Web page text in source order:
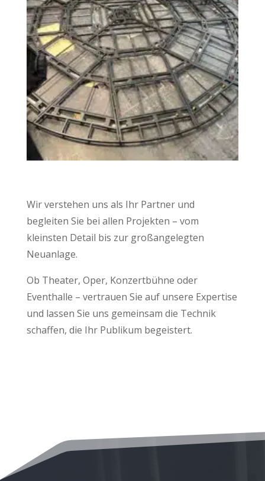
Wir verstehen uns als Ihr Partner und
begleiten Sie bei allen Projekten – vom
kleinsten Detail bis zur großangelegten
Neuanlage.
Ob Theater, Oper, Konzertbühne oder
Eventhalle – vertrauen Sie auf unsere Expertise
und lassen Sie uns gemeinsam die Technik
schaffen, die Ihr Publikum begeistert.